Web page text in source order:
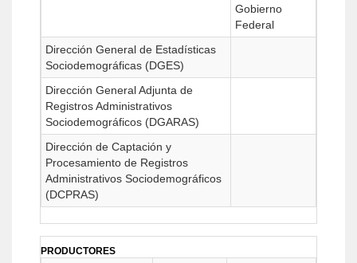
Gobierno
Federal
Dirección General de Estadísticas
Sociodemográficas (DGES)
Dirección General Adjunta de
Registros Administrativos
Sociodemográficos (DGARAS)
Dirección de Captación y
Procesamiento de Registros
Administrativos Sociodemográficos
(DCPRAS)
PRODUCTORES